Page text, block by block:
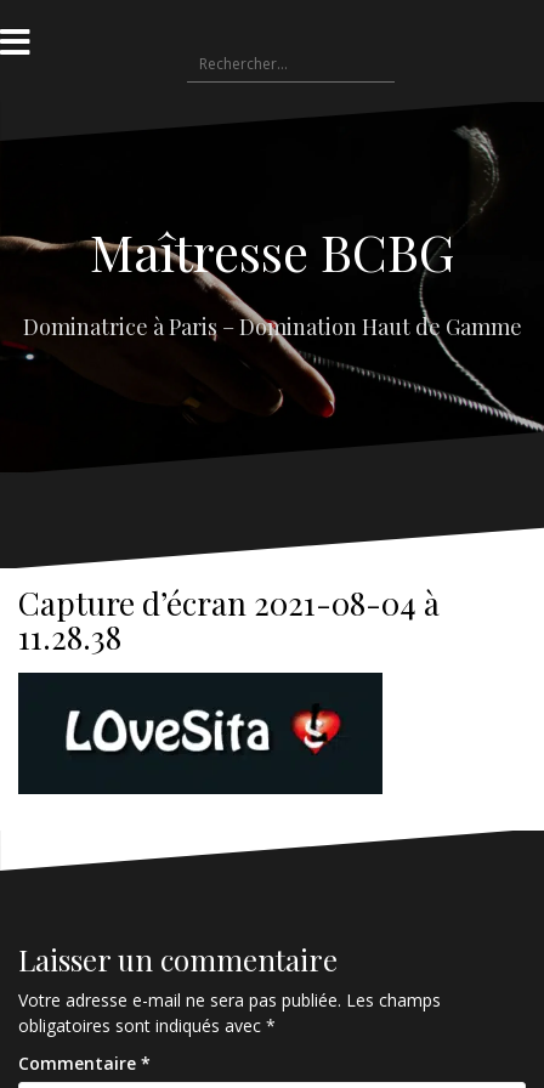
au
contenu
Rechercher :
Maîtresse BCBG
Dominatrice à Paris – Domination Haut de Gamme
Capture d’écran 2021-08-04 à
11.28.38
Laisser un commentaire
Votre adresse e-mail ne sera pas publiée. Les champs
obligatoires sont indiqués avec *
Commentaire *